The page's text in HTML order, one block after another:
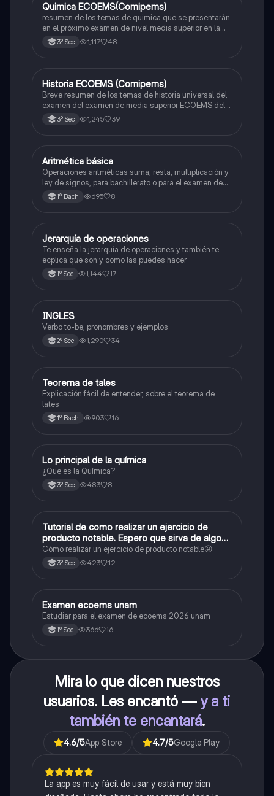
Química
Quimica ECOEMS(Comipems)
resumen de los temas de quimica que se presentarán
en el próximo examen de nivel media superior en la
zona metropolitana de el valle de México
3º Sec 1,117 48
Historia
Historia ECOEMS (Comipems)
Breve resumen de los temas de historia universal del
examen del examen de media superior ECOEMS del
valle de México
3º Sec 1,245 39
Matemáticas
Aritmética básica
Operaciones aritméticas suma, resta, multiplicación y
ley de signos, para bachillerato o para el examen de
admisión a la universidad
1º Bach 695 8
Matemáticas
Jerarquía de operaciones
Te enseña la jerarquía de operaciones y también te
ecplica que son y como las puedes hacer
1º Sec 1,144 17
Inglés
INGLES
Verbo to-be, pronombres y ejemplos
2º Sec 1,290 34
Matemáticas
Teorema de tales
Explicación fácil de entender, sobre el teorema de
lates
1º Bach 903 16
Química
Lo principal de la química
¿Que es la Química?
3º Sec 483 8
Matemáticas
Tutorial de como realizar un ejercicio de
producto notable. Espero que sirva de algo💕
😜
Cómo realizar un ejercicio de producto notable😜
3º Sec 423 12
Español
Examen ecoems unam
Estudiar para el examen de ecoems 2026 unam
1º Sec 366 16
Mira lo que dicen nuestros
usuarios. Les encantó —y a ti
también te encantará.
4.6/5App Store 4.7/5Google Play
La app es muy fácil de usar y está muy bien